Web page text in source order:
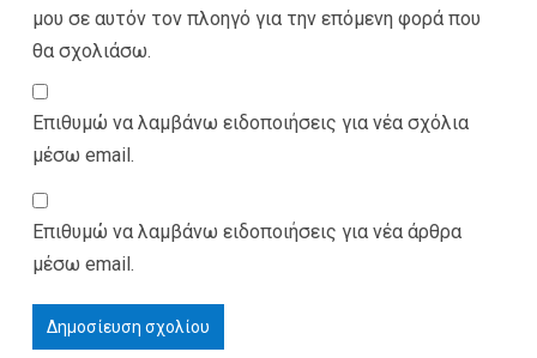
μου σε αυτόν τον πλοηγό για την επόμενη φορά που
θα σχολιάσω.
Επιθυμώ να λαμβάνω ειδοποιήσεις για νέα σχόλια
μέσω email.
Επιθυμώ να λαμβάνω ειδοποιήσεις για νέα άρθρα
μέσω email.